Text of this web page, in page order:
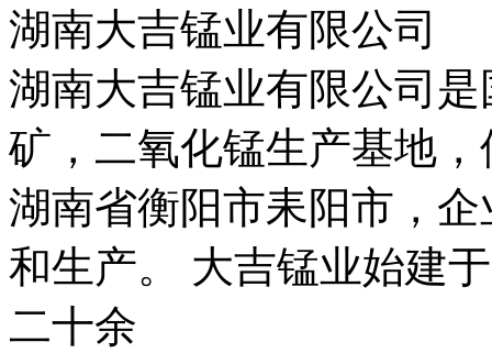
湖南大吉锰业有限公司
湖南大吉锰业有限公司
矿，二氧化锰生产基地
湖南省衡阳市耒阳市，
和生产。 大吉锰业始建
二十余